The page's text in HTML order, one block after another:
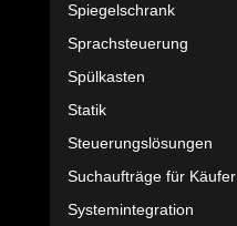
Spiegelschrank
Sprachsteuerung
Spülkasten
Statik
Steuerungslösungen
Suchaufträge für Käufer
Systemintegration